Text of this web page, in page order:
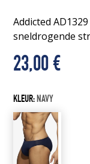
Addicted
sneldrogende
23,00€
KLEUR:NAVY